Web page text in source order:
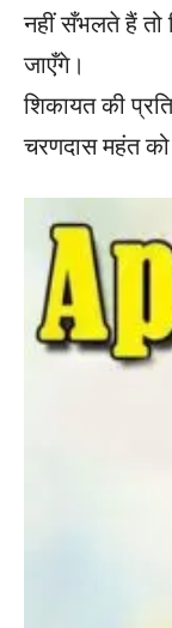
नहीं सँभलते हैं तो
जाएँगे।
शिकायत की
चरणदास महंत